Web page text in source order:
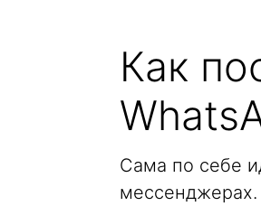
Как
Сама по себе
мессенджерах.